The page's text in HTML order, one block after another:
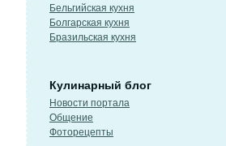
Бельгийская кухня
Болгарская кухня
Бразильская кухня
Кулинарный блог
Новости портала
Общение
Фоторецепты